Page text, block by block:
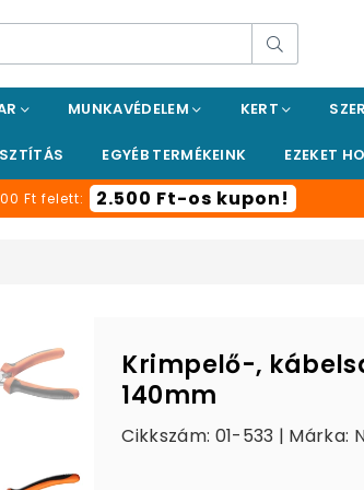
MUNKAVÉDELEM KERT
EGYÉB TERMÉKEINK EZEKET
Ft felett: 2.500 Ft-os kupon!
Krimpelő-,
140mm
Cikkszám: 01-533 | Márka: